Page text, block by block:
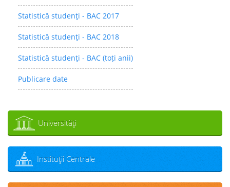
Statistică studenţi - BAC 2017
Statistică studenţi - BAC 2018
Statistică studenţi - BAC (toți anii)
Publicare date
Universităţi
Instituţii Centrale